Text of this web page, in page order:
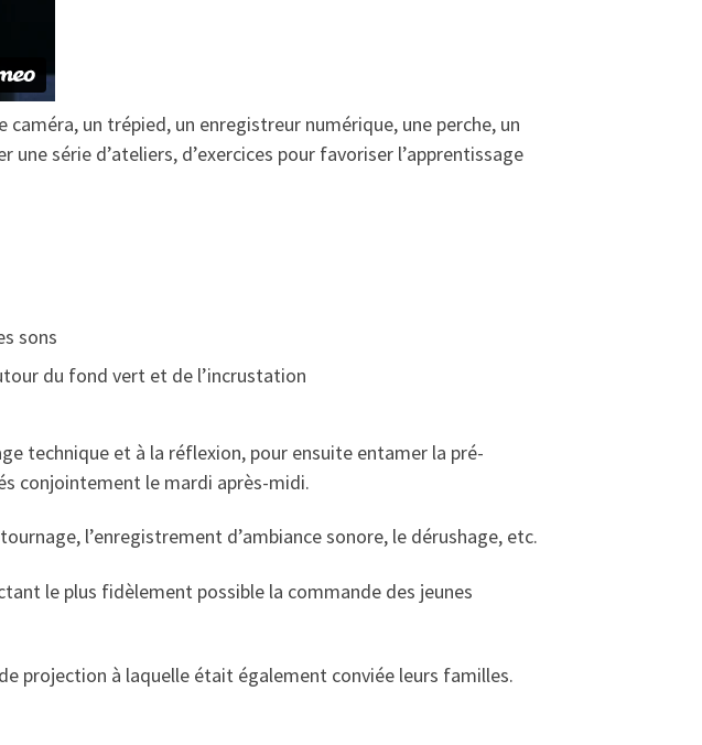
un trépied, un enregistreur numérique, une perche, un
série d’ateliers, d’exercices pour favoriser l’apprentissage
sons
du fond vert et de l’incrustation
technique et à la réflexion, pour ensuite entamer la pré-
conjointement le mardi après-midi.
l’enregistrement d’ambiance sonore, le dérushage, etc.
le plus fidèlement possible la commande des jeunes
projection à laquelle était également conviée leurs familles.